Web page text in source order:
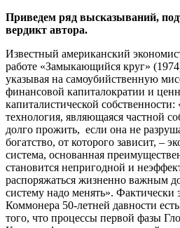
Приведем ряд высказываний,
вердикт автора.
Известный американский
работе «Замыкающийся круг»
указывая на самоубийственную
финансовой капиталократии и
капиталистической
технология, являющаяся частной
долго прожить, если она не
богатство, от которого зависит, –
система, основанная
становится непригодной и
распоряжаться жизненно важным
систему надо менять». Фактически
Коммонера 50-летней давности
того, что процессы первой фазы